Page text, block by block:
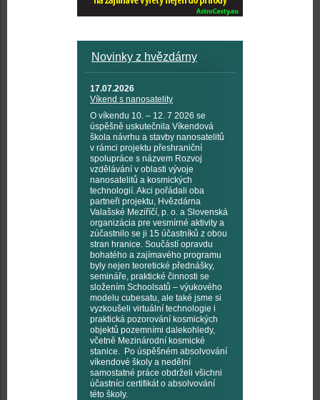
Novinky z hvězdárny
17.07.2026
Víkend s nanosatelity
O víkendu 10. – 12. 7 2026 se
úspěšně uskutečnila Víkendová
škola návrhu a stavby nanosatelitů
v rámci projektu přeshraniční
spolupráce s názvem Rozvoj
vzdělávání v oblasti vývoje
nanosatelitů a kosmických
technologií. Akci pořádali oba
partneři projektu, Hvězdárna
Valašské Meziříčí, p. o. a Slovenská
organizácia pre vesmírné aktivity a
zúčastnilo se ji 15 účastníků z obou
stran hranice. Součástí opravdu
bohatého a zajímavého programu
byly nejen teoretické přednášky,
semináře, praktické činnosti se
složením Schoolsatů – výukového
modelu cubesatu, ale také jsme si
vyzkoušeli virtuální technologie i
praktická pozorování kosmických
objektů pozemními dalekohledy,
včetně Mezinárodní kosmické
stanice. Po úspěšném absolvování
víkendové školy a nedělní
samostatné práce obdrželi všichni
účastníci certifikát o absolvování
této školy.